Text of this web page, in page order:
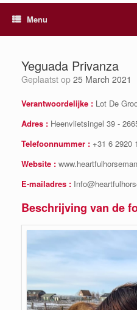
Menu
Yeguada Privanza
Geplaatst op 25 March 2021
Verantwoordelijke : Lot De
Adres : Heenvlietsingel 39 -
Telefoonnummer : +31 6 2920
Website :
E-mailadres :
Beschrijving van de